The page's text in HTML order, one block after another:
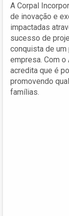
A Corpal
de inovação e
impactadas
sucesso de
conquista de
empresa. Com o
acredita que é
promovendo
famílias.